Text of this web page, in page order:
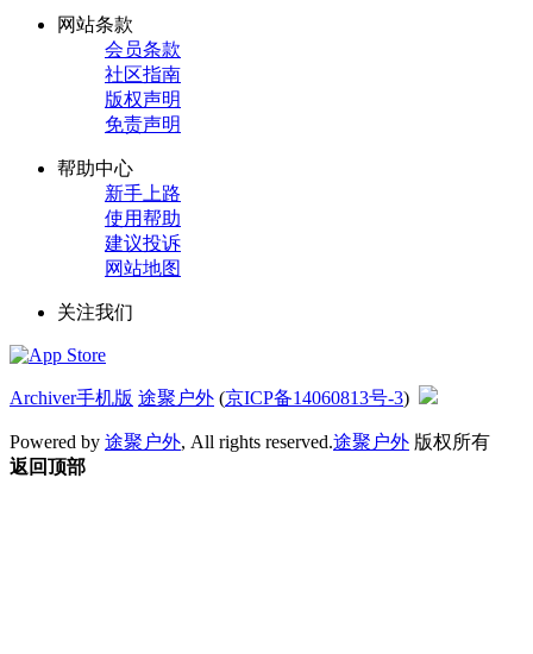
网站条款
会员条款
社区指南
版权声明
免责声明
帮助中心
新手上路
使用帮助
建议投诉
网站地图
关注我们
Archiver手机版 途聚户外 (京ICP备14060813号-3)
Powered by 途聚户外, All rights reserved.途聚户外 版权所有
返回顶部